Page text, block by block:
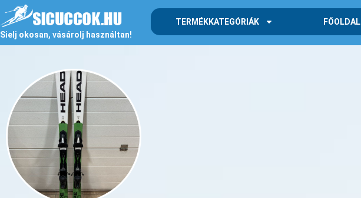
Sielj okosan, vásárolj használtan!
TERMÉKKATEGÓRIÁK FŐOLDAL